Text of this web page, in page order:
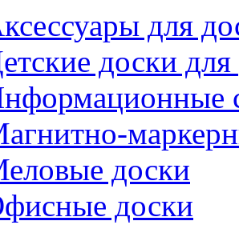
для
доски
доски
доски